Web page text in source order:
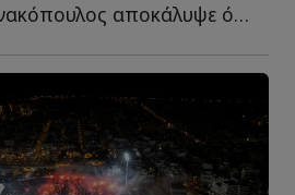
Ο Δημήτρης Γιαννακόπουλος αποκάλυψε όσα έγιναν το φ...